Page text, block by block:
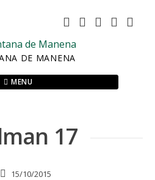
DE MANENA
MENU
17
15/10/2015